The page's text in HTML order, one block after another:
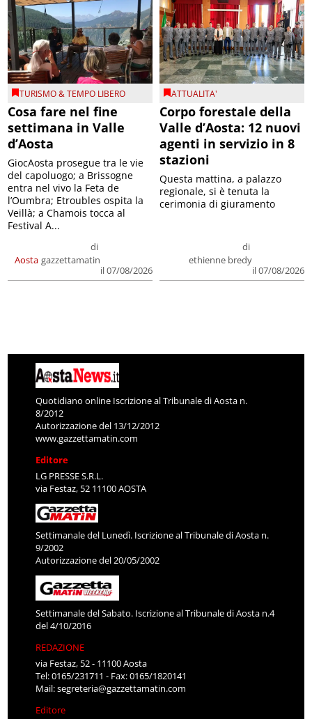
TURISMO & TEMPO LIBERO
Cosa fare nel fine
settimana in Valle
d’Aosta
Aosta
di
gazzettamatin
il 07/08/2026
GiocAosta prosegue tra le vie
del capoluogo; a Brissogne
entra nel vivo la Feta de
l’Oumbra; Etroubles ospita la
Veillà; a Chamois tocca al
Festival A...
ATTUALITA'
Corpo forestale della
Valle d’Aosta: 12 nuovi
agenti in servizio in 8
stazioni
di
ethienne bredy
il 07/08/2026
Questa mattina, a palazzo
regionale, si è tenuta la
cerimonia di giuramento
Quotidiano online Iscrizione al Tribunale di Aosta n.
8/2012
Autorizzazione del 13/12/2012
www.gazzettamatin.com
Editore
LG PRESSE S.R.L.
via Festaz, 52 11100 AOSTA
Settimanale del Lunedì. Iscrizione al Tribunale di Aosta n.
9/2002
Autorizzazione del 20/05/2002
Settimanale del Sabato. Iscrizione al Tribunale di Aosta n.4
del 4/10/2016
REDAZIONE
via Festaz, 52 - 11100 Aosta
Tel: 0165/231711 - Fax: 0165/1820141
Mail:segreteria@gazzettamatin.com
Editore